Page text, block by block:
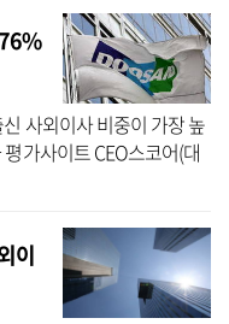
사외이사 비중이 가장 높
가사이트 CEO스코어(대
재직 중인 관료출신 사외
이